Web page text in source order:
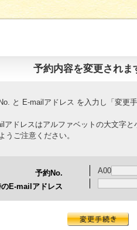
予約内容を変更されま
と E-mailアドレス を入力し「変更
アドレスはアルファベットの大文字
うご注意ください。
予約No. A00
E-mailアドレス